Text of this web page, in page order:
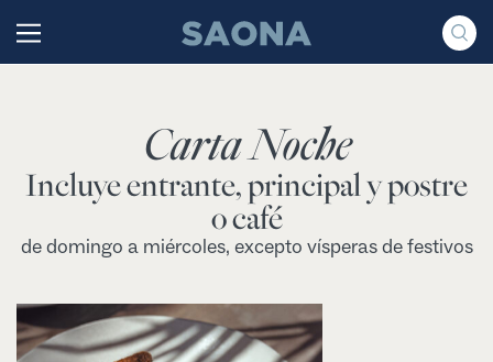
Grupo Saona
Carta Noche
Incluye entrante, principal y postre
o café
de domingo a miércoles, excepto vísperas de festivos